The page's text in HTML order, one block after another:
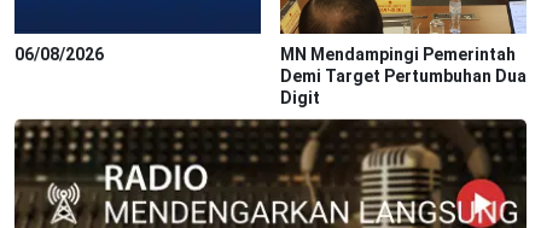
06/08/2026
MN Mendampingi Pemerintah
Demi Target Pertumbuhan Dua
Digit